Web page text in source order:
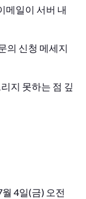
메일이 서버 내
의 신청 메세지
지 못하는 점 깊
4일(금) 오전